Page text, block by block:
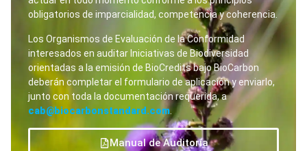
obligatorios de imparcialidad, competencia y coherencia.
Los Organismos de Evaluación de la Conformidad
interesados en auditar Iniciativas de Biodiversidad
orientadas a la emisión de BioCredits bajo BioCarbon
deberán completar el formulario de aplicación y enviarlo,
junto con toda la documentación requerida, a
cab@biocarbonstandard.com
Manual de Auditoría